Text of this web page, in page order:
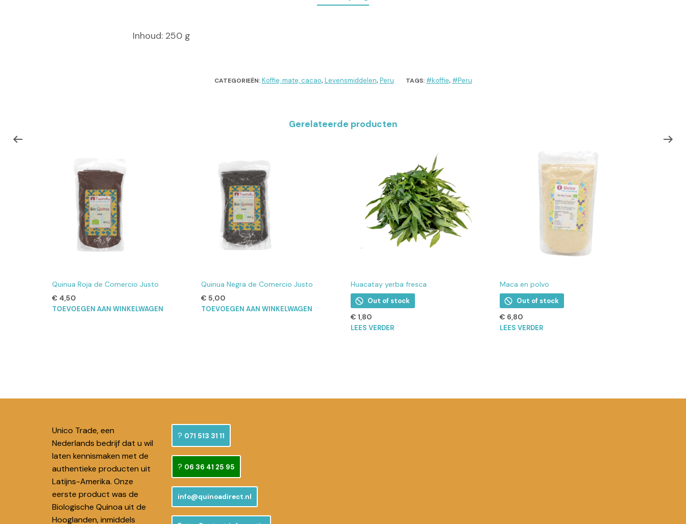
Inhoud: 250 g
CATEGORIEËN:Koffie, mate, cacao,Levensmiddelen,Peru TAGS: #koffie, #Peru
Gerelateerde producten
Quinua Roja de Comercio Justo
€ 4,50
TOEVOEGEN AAN WINKELWAGEN
Quinua Negra de Comercio Justo
€ 5,00
TOEVOEGEN AAN WINKELWAGEN
Huacatay yerba fresca
Out of stock
€ 1,80
LEES VERDER
Maca en polvo
Out of stock
€ 6,80
LEES VERDER
Unico Trade, een
Nederlands bedrijf dat u wil
laten kennismaken met de
authentieke producten uit
Latijns-Amerika. Onze
eerste product was de
Biologische Quinoa uit de
Hooglanden, inmiddels
071 513 31 11
06 36 41 25 95
info@quinoadirect.nl